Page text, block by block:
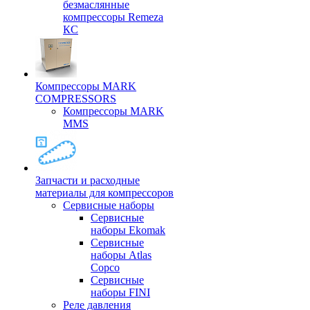
безмаслянные
компрессоры Remeza
КС
Компрессоры MARK
COMPRESSORS
Компрессоры MARK
MMS
Запчасти и расходные
материалы для компрессоров
Cервисные наборы
Сервисные
наборы Ekomak
Cервисные
наборы Atlas
Copco
Сервисные
наборы FINI
Реле давления